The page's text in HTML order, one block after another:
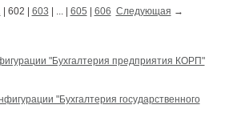
602 603 | ... | 605 606 Следующая →
"Бухгалтерия предприятия КОРП"
"Бухгалтерия государственного